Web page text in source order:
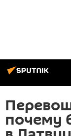
почему